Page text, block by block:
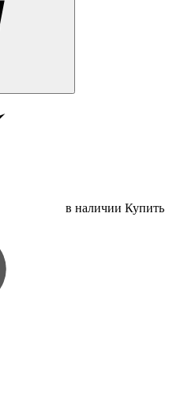
в наличии Купить